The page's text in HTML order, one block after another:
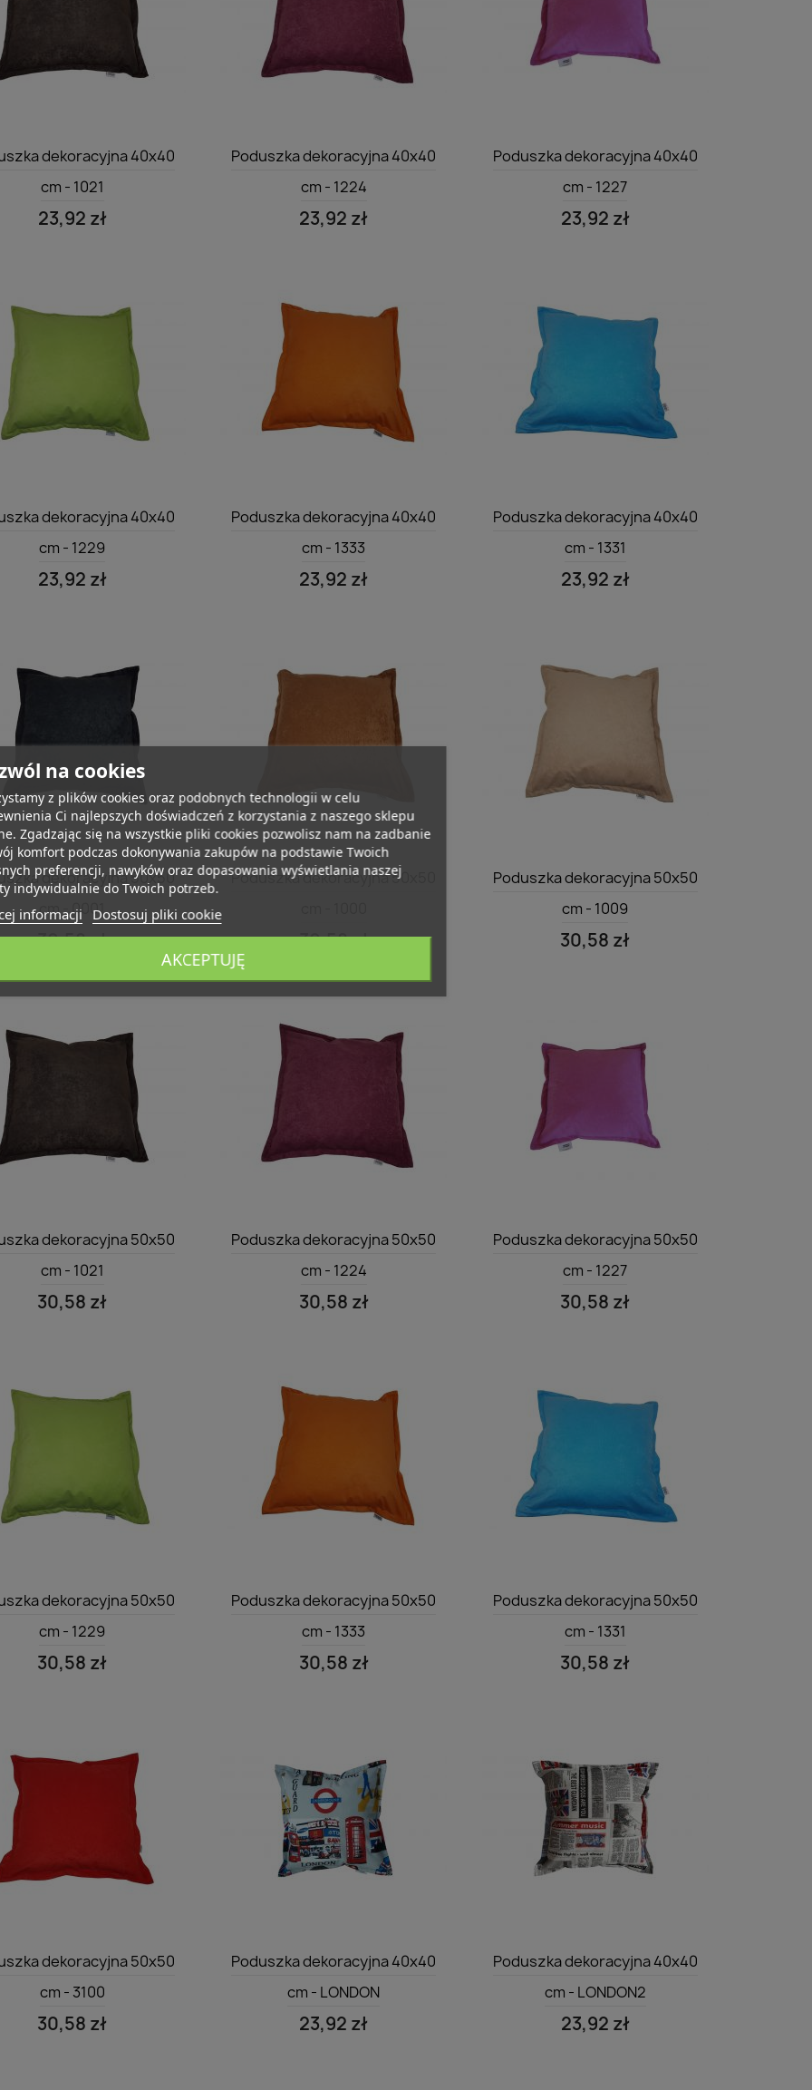

dekoracyjna 40x40
cm - 1021
23,92 zł

Poduszka dekoracyjna 40x40
cm - 1224
23,92 zł

Poduszka dekoracyjna 40x40
cm - 1227
23,92 zł

dekoracyjna 40x40
cm - 1229
23,92 zł

Poduszka dekoracyjna 40x40
cm - 1333
23,92 zł

Poduszka dekoracyjna 40x40
cm - 1331
23,92 zł
Szybki podgląd
dekoracyjna 50x50
cm - 0001
30,58 zł
Szybki podgląd
Poduszka dekoracyjna 50x50
30,58 zł
 Szybki podgląd
Poduszka dekoracyjna 50x50
cm - 1009
30,58 zł

dekoracyjna 50x50
cm - 1021
30,58 zł

Poduszka dekoracyjna 50x50
cm - 1224
30,58 zł

Poduszka dekoracyjna 50x50
cm - 1227
30,58 zł

dekoracyjna 50x50
cm - 1229
30,58 zł

Poduszka dekoracyjna 50x50
cm - 1333
30,58 zł

Poduszka dekoracyjna 50x50
cm - 1331
30,58 zł
 Szybki podgląd
dekoracyjna 50x50
cm - 3100
30,58 zł
 Szybki podgląd
Poduszka dekoracyjna 40x40
cm - LONDON
23,92 zł
 Szybki podgląd
Poduszka dekoracyjna 40x40
cm - LONDON2
23,92 zł
na cookies
z plików cookies oraz podobnych technologii w celu
Ci najlepszych doświadczeń z korzystania z naszego sklepu
Zgadzając się na wszystkie pliki cookies pozwolisz nam na zadbanie
komfort podczas dokonywania zakupów na podstawie Twoich
preferencji, nawyków oraz dopasowania wyświetlania naszej
indywidualnie do Twoich potrzeb.
informacji Dostosuj pliki cookie
AKCEPTUJĘ